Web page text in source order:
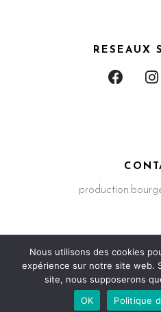
RESEAUX
Production Bourges –
Mention Légal–
Nous utilisons des cookies
expérience sur notre site web.
site, nous supposerons
OK
Politique